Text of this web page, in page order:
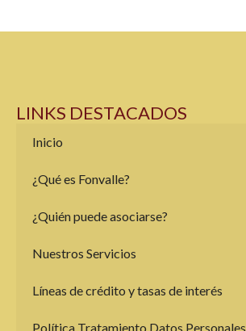
LINKS DESTACADOS
Inicio
¿Qué es Fonvalle?
¿Quién puede asociarse?
Nuestros Servicios
Líneas de crédito y tasas de interés
Política Tratamiento Datos Personales